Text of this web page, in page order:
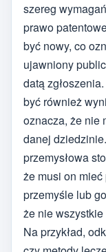
szereg
prawo
być nowy, co
ujawniony
datą
być również
oznacza, że nie
danej
przemysłowa
że musi on
przemyśle lub
że nie
Na przykład,